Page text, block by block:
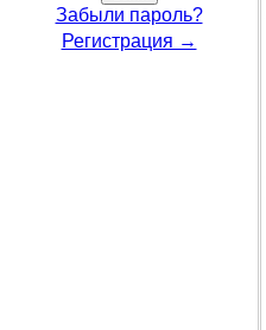
Забыли пароль?
Регистрация →